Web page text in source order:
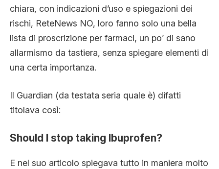
chiara, con indicazioni d’uso e spiegazioni dei
rischi, ReteNews NO, loro fanno solo una bella
lista di proscrizione per farmaci, un po’ di sano
allarmismo da tastiera, senza spiegare elementi di
una certa importanza.
Il Guardian (da testata seria quale è) difatti
titolava così:
Should I stop taking Ibuprofen?
E nel suo articolo spiegava tutto in maniera molto